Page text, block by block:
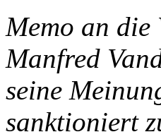
Memo an die
Manfred
seine
sanktioniert